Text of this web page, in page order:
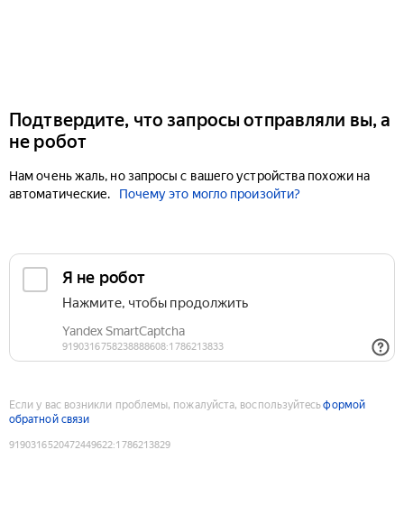
Подтвердите, что запросы отправляли вы, а
не робот
Нам очень жаль, но запросы с вашего устройства похожи на
автоматические.
Почему это могло произойти?
Если у вас возникли проблемы, пожалуйста, воспользуйтесьформой
обратной связи
9190316520472449622:1786213829